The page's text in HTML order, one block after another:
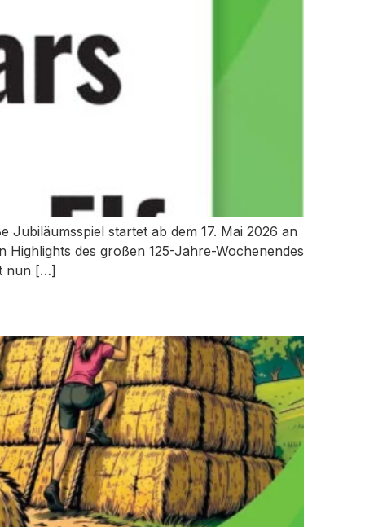
startet ab dem 17. Mai 2026 an
des großen 125-Jahre-Wochenendes
nun […]